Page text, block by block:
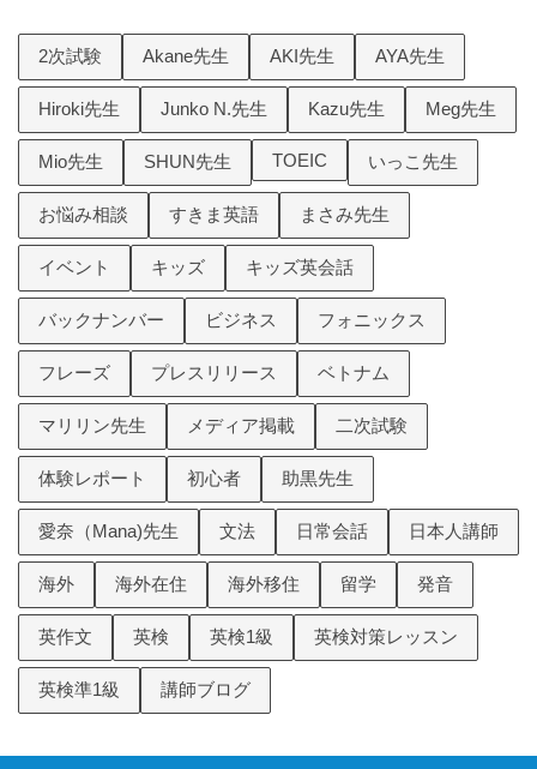
2次試験 Akane先生 AKI先生 AYA先生
Hiroki先生 Junko N.先生 Kazu先生 Meg先生
Mio先生 SHUN先生 TOEIC いっこ先生
お悩み相談 すきま英語 まさみ先生
イベント キッズ キッズ英会話
バックナンバー ビジネス フォニックス
フレーズ プレスリリース ベトナム
マリリン先生 メディア掲載 二次試験
体験レポート 初心者 助黒先生
愛奈（Mana)先生 文法 日常会話 日本人講師
海外 海外在住 海外移住 留学 発音
英作文 英検 英検1級 英検対策レッスン
英検準1級 講師ブログ